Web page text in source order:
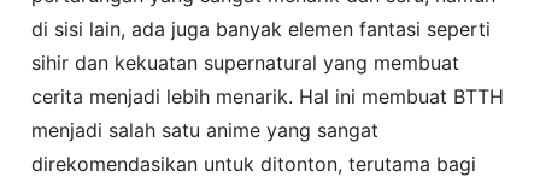
di sisi lain, ada juga banyak elemen fantasi seperti
sihir dan kekuatan supernatural yang membuat
cerita menjadi lebih menarik. Hal ini membuat BTTH
menjadi salah satu anime yang sangat
direkomendasikan untuk ditonton, terutama bagi